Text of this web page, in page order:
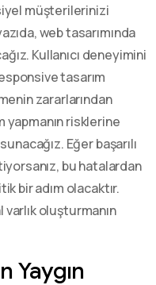
müşterilerinizi
web tasarımında
Kullanıcı deneyimini
tasarım
zararlarından
yapmanın risklerine
Eğer başarılı
bu hatalardan
bir adım olacaktır.
varlık oluşturmanın
Yaygın